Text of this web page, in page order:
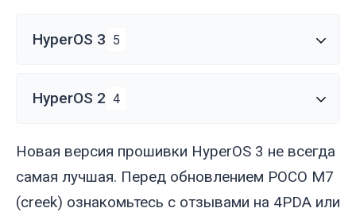
HyperOS 3 5
HyperOS 2 4
Новая версия прошивки HyperOS 3 не всегда
самая лучшая. Перед обновлением POCO M7
(creek) ознакомьтесь с отзывами на 4PDA или